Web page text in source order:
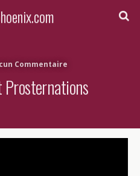
Commentaire
Prosternations